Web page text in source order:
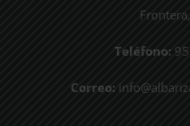
Teléfono:
Correo: